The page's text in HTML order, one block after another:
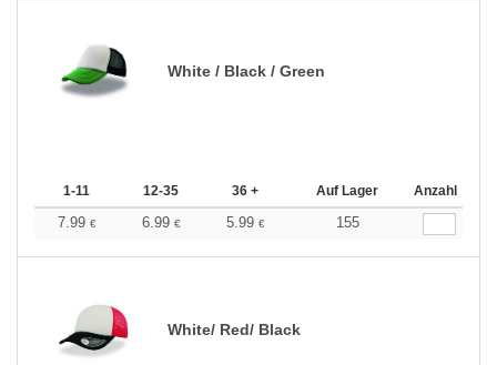
White / Black / Green
1-11 12-35 36 + Auf Lager Anzahl
7.99 € 6.99 € 5.99 € 155
White/ Red/ Black